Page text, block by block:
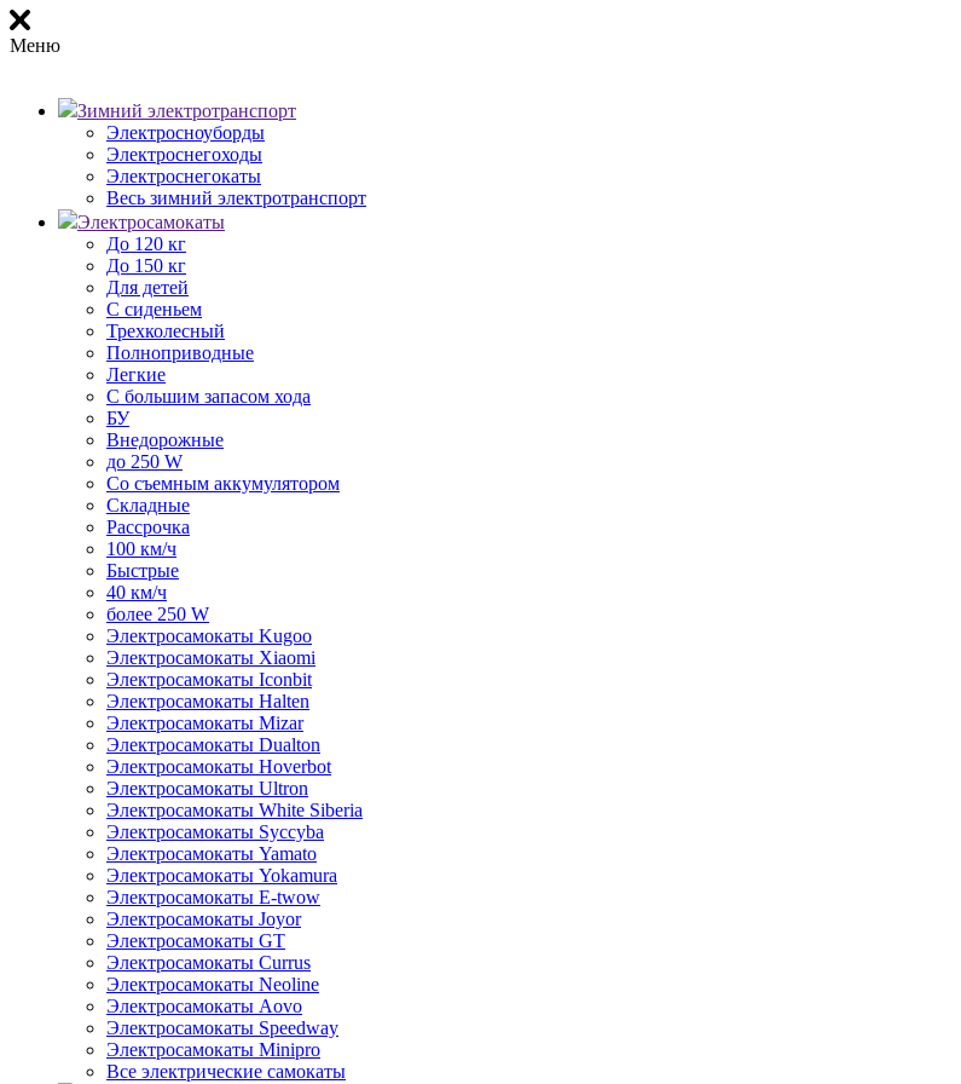
Меню
Зимний электротранспорт
Электросноуборды
Электроснегоходы
Электроснегокаты
Весь зимний электротранспорт
Электросамокаты
До 120 кг
До 150 кг
Для детей
С сиденьем
Трехколесный
Полноприводные
Легкие
С большим запасом хода
БУ
Внедорожные
до 250 W
Со съемным аккумулятором
Складные
Рассрочка
100 км/ч
Быстрые
40 км/ч
более 250 W
Электросамокаты Kugoo
Электросамокаты Xiaomi
Электросамокаты Iconbit
Электросамокаты Halten
Электросамокаты Mizar
Электросамокаты Dualton
Электросамокаты Hoverbot
Электросамокаты Ultron
Электросамокаты White Siberia
Электросамокаты Syccyba
Электросамокаты Yamato
Электросамокаты Yokamura
Электросамокаты E-twow
Электросамокаты Joyor
Электросамокаты GT
Электросамокаты Currus
Электросамокаты Neoline
Электросамокаты Aovo
Электросамокаты Speedway
Электросамокаты Minipro
Все электрические самокаты